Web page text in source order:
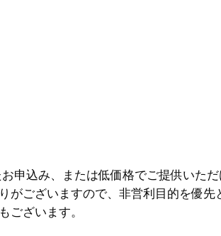
申込み、または低価格でご提供いただ
がございますので、非営利目的を優先
ございます。